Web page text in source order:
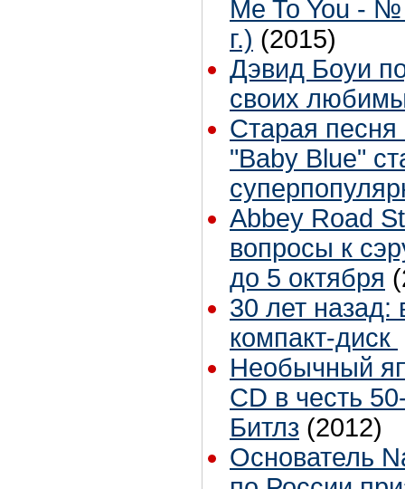
Me To You -
г.) (2015)
Дэвид Боуи
своих
Старая
"Baby Blue"
Abbey Road
вопросы к
до 5 октября
30 лет
компакт-диск
Необычный
CD в честь
Битлз (2012)
Основатель